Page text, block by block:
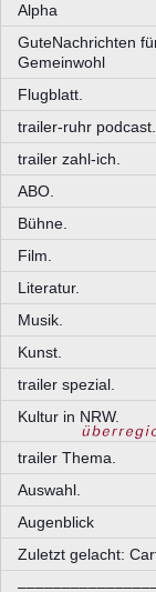
Alpha
GuteNachrichten
Gemeinwohl
Flugblatt.
trailer-ruhr podcast.
trailer zahl-ich.
ABO.
Bühne.
Film.
Literatur.
Musik.
Kunst.
trailer spezial.
Kultur in NRW.
trailer Thema.
Auswahl.
Augenblick
Zuletzt gelacht: